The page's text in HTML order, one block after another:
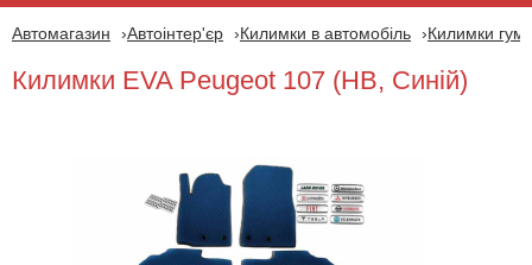
Автомагазин Автоінтер'єр Килимки в автомобіль Килимки
Килимки EVA Peugeot 107 (HB, Синій)